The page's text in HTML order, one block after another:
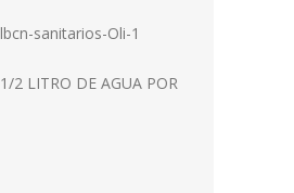
2 LITRO DE AGUA POR